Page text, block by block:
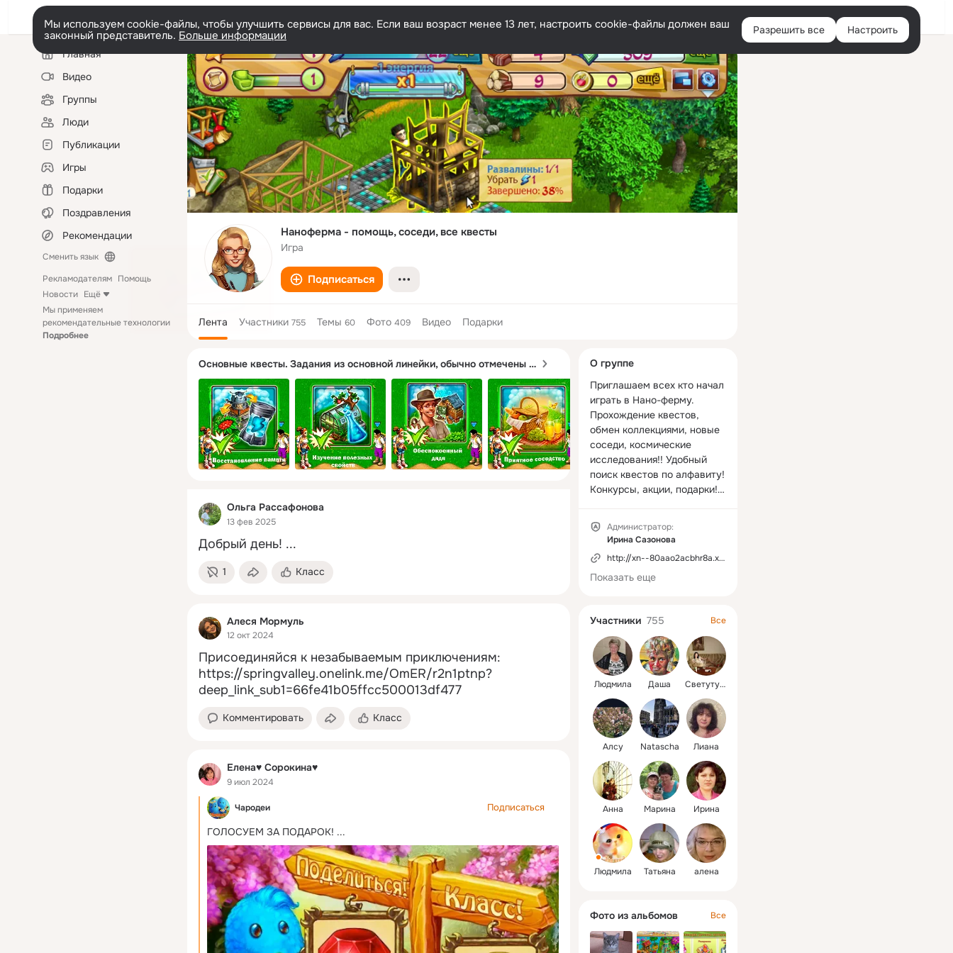
Войти
Мы используем cookie-файлы, чтобы улучшить сервисы для вас. Если ваш возраст менее 13 лет, настроить cookie-файлы должен ваш
законный представитель. Больше информации Разрешить все Настроить
Левая
колонкаГлавная
Видео
Группы
Люди
Публикации
Игры
Подарки
Поздравления
Рекомендации
Сменить язык
Рекламодателям Помощь
Новости Ещё
Мы применяем
рекомендательные технологии
Подробнее
Наноферма - помощь, соседи, все квесты
Игра
Подписаться
Лента Участники 755 Темы 60 Фото 409 Видео Подарки
Основные квесты. Задания из основной линейки, обычно отмечены в игре особыми иконками. Их можно увидеть в игре наверху, если нажать на значок свитка.
Ольга Рассафонова
13 фев 2025
Добрый день! ...
1 Класс
Алеся Мормуль
12 окт 2024
Присоединяйся к незабываемым приключениям:
https://springvalley.onelink.me/OmER/r2n1ptnp?
deep_link_sub1=66fe41b05ffcc500013df477
Комментировать Класс
Елена♥ Сорокина♥
9 июл 2024
Чародеи Подписаться
ГОЛОСУЕМ ЗА ПОДАРОК! ...
колонка
О группе
Приглашаем всех кто начал
играть в Нано-ферму.
Прохождение квестов,
обмен коллекциями, новые
соседи, космические
исследования!! Удобный
поиск квестов по алфавиту!
Конкурсы, акции, подарки!!!
Администратор:
Ирина Сазонова
http://xn--80aao2acbhr8a.xn--p1ai/
Показать еще
Участники 755 Все
Людмила Даша Светутулик
Алсу Natascha Лиана
Анна Марина Ирина
Людмила Татьяна алена
Фото из альбомов Все